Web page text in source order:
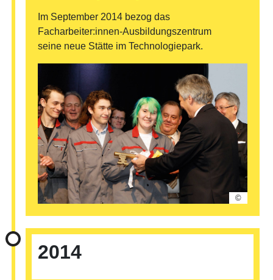
Im September 2014 bezog das
Facharbeiter:innen-Ausbildungszentrum
seine neue Stätte im Technologiepark.
©
2014